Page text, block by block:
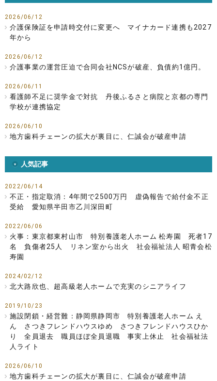
2026/06/12
介護保険証を申請時交付に変更へ マイナカード連携も2027
年から
2026/06/12
介護事業の運営圧迫で合同会社NCSが破産、負債約1億円。
2026/06/11
看護師不足に奨学金で対抗 丹後ふるさと病院と京都の専門
学校が連携協定
2026/06/10
地方歯科チェーンの拡大が裏目に、仁誠会が破産申請
人気記事
2022/06/14
不正・指定取消：4年間で2500万円 虚偽報告で給付金不正
受給 愛知県半田市乙川深田町
2022/06/06
火事：東京都東村山市 特別養護老人ホーム 松寿園 死者17
名 負傷者25人 リネン室から出火 社会福祉法人 昭青会松
寿園
2024/02/12
北大路欣也、超高級老人ホームで充実のシニアライフ
2019/10/23
施設閉鎖・経営難：静岡県静岡市 特別養護老人ホーム え
ん さつきフレンドハウスゆめ さつきフレンドハウスひか
り 全員退去 職員ほぼ全員退職 事実上休止 社会福祉法
人ライト
2026/06/10
地方歯科チェーンの拡大が裏目に、仁誠会が破産申請